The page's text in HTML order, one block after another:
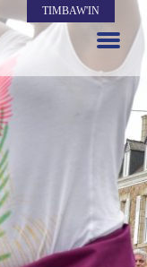
TIMBAW'IN